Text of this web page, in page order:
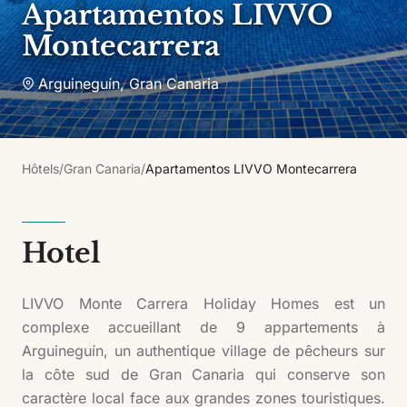
Apartamentos LIVVO
Montecarrera
Arguineguín,Gran Canaria
Hôtels/Gran Canaria/Apartamentos LIVVO Montecarrera
Hotel
LIVVO Monte Carrera Holiday Homes est un
complexe accueillant de 9 appartements à
Arguineguín, un authentique village de pêcheurs sur
la côte sud de Gran Canaria qui conserve son
caractère local face aux grandes zones touristiques.